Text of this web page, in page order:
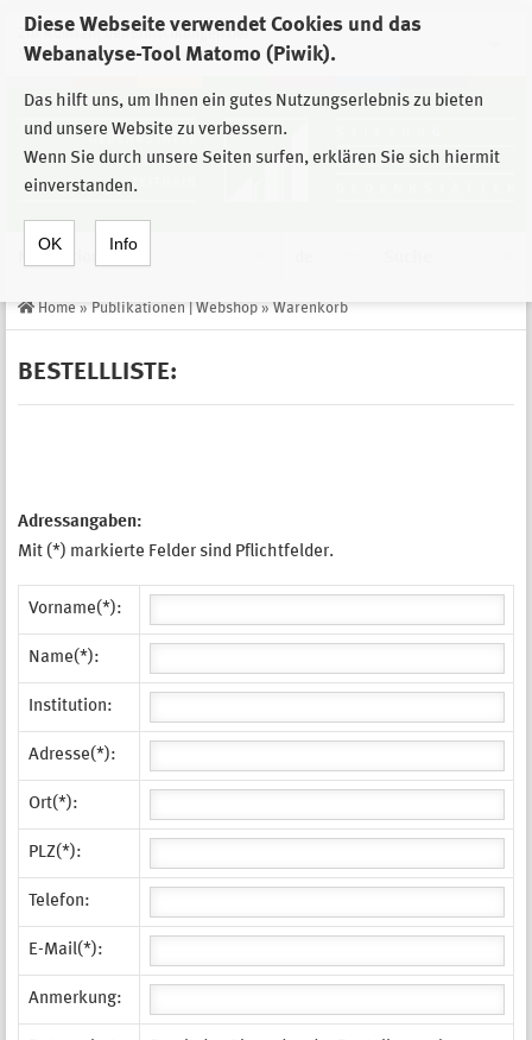
Diese Webseite verwendet Cookies und das
Webanalyse-Tool Matomo (Piwik).
Das hilft uns, um Ihnen ein gutes Nutzungserlebnis zu bieten
und unsere Website zu verbessern.
Wenn Sie durch unsere Seiten surfen, erklären Sie sich hiermit
einverstanden.
OK Info
Zur Auswahl der Einrichtungen der
Stiftung Sächsische Gedenkstätten
Home » Publikationen | Webshop » Warenkorb
BESTELLLISTE:
Adressangaben:
Mit (*) markierte Felder sind Pflichtfelder.
Vorname(*):
Name(*):
Institution:
Adresse(*):
Ort(*):
PLZ(*):
Telefon:
E-Mail(*):
Anmerkung: